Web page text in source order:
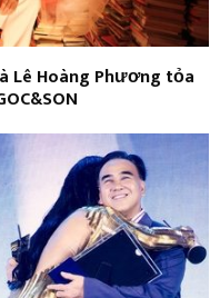
Lê Hoàng Phương tỏa